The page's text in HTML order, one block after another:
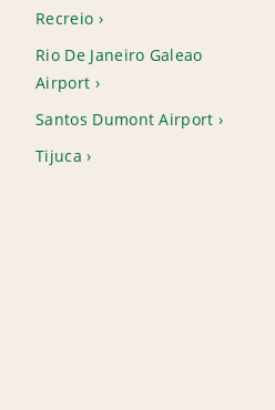
Recreio
Rio De Janeiro Galeao
Airport
Santos Dumont Airport
Tijuca